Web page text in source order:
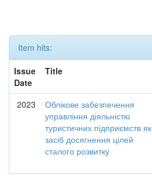
Item hits:
Issue
Date
Title
2023
Облікове забезпечення
управління діяльністю
туристичних підприємств як
засіб досягнення цілей
сталого розвитку